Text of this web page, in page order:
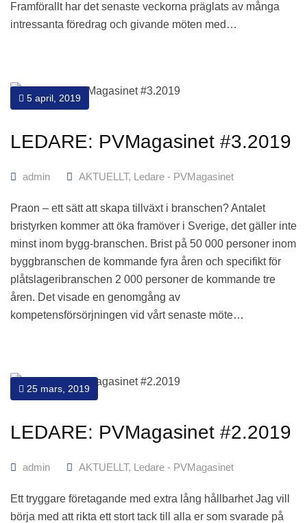
Framförallt har det senaste veckorna präglats av många
intressanta föredrag och givande möten med…
5 april, 2019
LEDARE: PVMagasinet #3.2019
admin AKTUELLT, Ledare - PVMagasinet
Praon – ett sätt att skapa tillväxt i branschen? Antalet
bristyrken kommer att öka framöver i Sverige, det gäller inte
minst inom bygg-branschen. Brist på 50 000 personer inom
byggbranschen de kommande fyra åren och specifikt för
plåtslageribranschen 2 000 personer de kommande tre
åren. Det visade en genomgång av
kompetensförsörjningen vid vårt senaste möte…
25 mars, 2019
LEDARE: PVMagasinet #2.2019
admin AKTUELLT, Ledare - PVMagasinet
Ett tryggare företagande med extra lång hållbarhet Jag vill
börja med att rikta ett stort tack till alla er som svarade på